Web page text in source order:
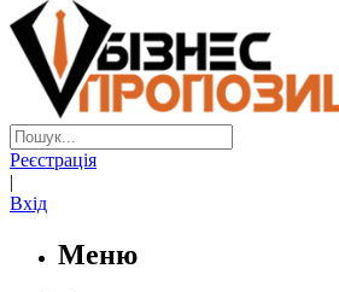
Реєстрація
|
Вхід
Меню